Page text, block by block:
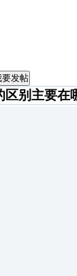
要发帖
区别主要在